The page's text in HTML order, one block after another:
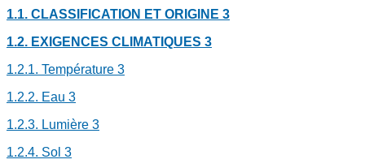
1.1. CLASSIFICATION ET ORIGINE 3
1.2. EXIGENCES CLIMATIQUES 3
1.2.1. Température 3
1.2.2. Eau 3
1.2.3. Lumière 3
1.2.4. Sol 3